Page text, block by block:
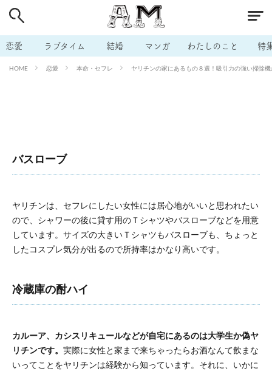
恋愛 ラブタイム 結婚 マンガ わたしのこと 特
HOME 恋愛 本命・セフレ ヤリチンの家にあるもの８選！吸引力の強い掃除
バスローブ
ヤリチンは、セフレにしたい女性には居心地がいいと思われたい
ので、シャワーの後に貸す用のＴシャツやバスローブなどを用意
しています。サイズの大きいＴシャツもバスローブも、ちょっと
したコスプレ気分が出るので所持率はかなり高いです。
冷蔵庫の酎ハイ
カルーア、カシスリキュールなどが自宅にあるのは大学生か偽ヤ
リチンです。 実際に女性と家まで来ちゃったらお酒なんて飲まな
いってことをヤリチンは経験から知っています。それに、いかに
# 男の本音 # セフレ
# 不倫 # 出会う方法 # マッチングアプリ
# ラブグッズ # 体の相性 # イケない